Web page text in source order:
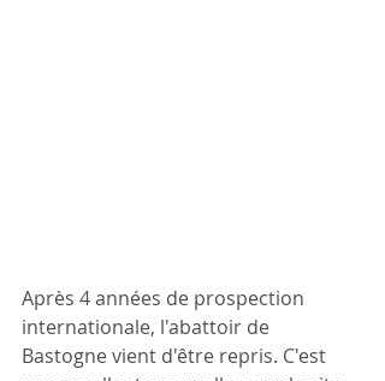
Après 4 années de prospection
internationale, l'abattoir de
Bastogne vient d'être repris. C'est